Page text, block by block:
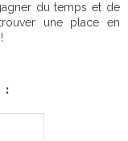
du temps et de
une place en
!
: